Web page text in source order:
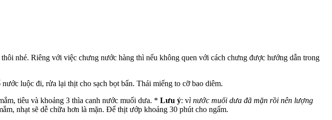
nhé. Riêng với việc chưng nước hàng thì nếu không quen với cách chưng được hướng dẫn trong
luộc đi, rửa lại thịt cho sạch bọt bẩn. Thái miếng to cỡ bao diêm.
tiêu và khoảng 3 thìa canh nước muối dưa. * Lưu ý: vì nước muối dưa đã mặn rồi nên lượng
nhạt sẽ dễ chữa hơn là mặn. Để thịt ướp khoảng 30 phút cho ngấm.